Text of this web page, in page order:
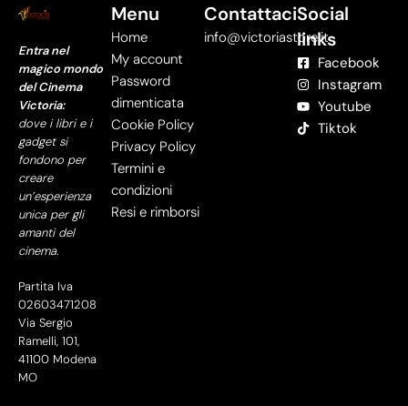
Entra nel
magico mondo
del Cinema
Victoria:
dove i libri e i
gadget si
fondono per
creare
un’esperienza
unica per gli
amanti del
cinema.
Partita Iva
02603471208
Via Sergio
Ramelli, 101,
41100 Modena
MO
Menu
Home
My account
Password
dimenticata
Cookie Policy
Privacy Policy
Termini e
condizioni
Resi e rimborsi
Contattaci
info@victoriastore.it
Social
links
Facebook
Instagram
Youtube
Tiktok